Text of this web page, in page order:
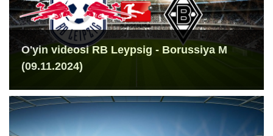
O'yin videosi RB Leypsig - Borussiya M
(09.11.2024)